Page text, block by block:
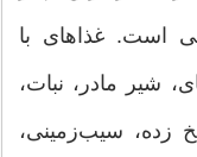
است. غذاهای با
شیر مادر، نبات،
زده، سیب‌زمینی،